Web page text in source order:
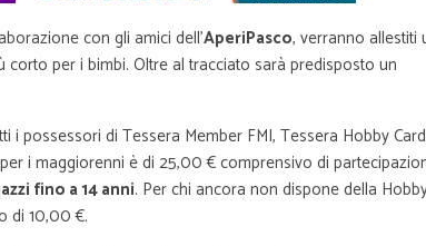
con gli amici dell’AperiPasco, verranno allestiti
corto per i bimbi. Oltre al tracciato sarà predisposto un
possessori di Tessera Member FMI, Tessera Hobby
i maggiorenni è di 25,00 € comprensivo di
fino a 14 anni. Per chi ancora non dispone della
di 10,00 €.